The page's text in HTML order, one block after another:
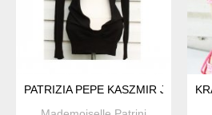
PATRIZIA PEPE KASZMIR JEDWAB